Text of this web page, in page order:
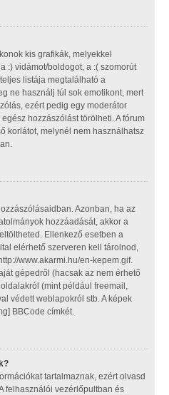
kis grafikák, melyekkel
:) vidámot/boldogot, a :( szomorút
listája megtalálható a
ne használj túl sok emotikont, mert
ezért pedig egy moderátor
hozzászólást törölheti. A fórum
korlátot, melynél nem használhatsz
Azonban, ha az
hozzáadását, akkor a
Ellenkező esetben a
elérhető szerveren kell tárolnod,
www.akarmi.hu/en-kepem.gif.
gépedről (hacsak az nem érhető
(mint például freemail,
védett weblapokról stb. A képek
BBCode címkét.
tartalmaznak, ezért olvasd
felhasználói vezérlőpultban és